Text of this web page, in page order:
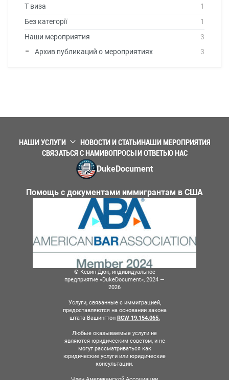
T виза
1
Без категорії
1
Наши мероприятия
3
Архив публикаций о мероприятиях
3
НАШИ УСЛУГИ НОВОСТИ И СТАТЬИНАШИ МЕРОПРИЯТИЯ
СВЯЗАТЬСЯ С НАМИВОПРОСЫ И ОТВЕТЫО НАС
DukeDocument
Помощь с документами иммигрантам в США
© Кевин Дюк, индивидуальное
предприятие «DukeDocument», 2024 —
2026
Услуги, связанные с иммиграцией,
предоставляются на основании закона
штата Вашингтон RCW 19.154.065.
Любые оказываемые услуги не
являются юридическим советом, и не
могут рассматриваться как
юридические услуги или юридические
консультации.